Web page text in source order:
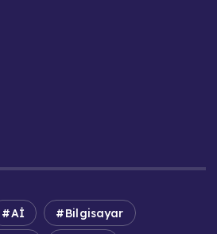
Aİ Bilgisayar